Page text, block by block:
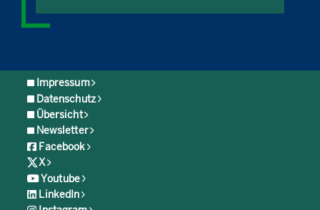
Impressum
Datenschutz
Übersicht
Newsletter
Facebook
X
Youtube
LinkedIn